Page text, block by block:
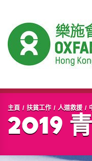
開始主要內容
主頁 扶貧工作 人道救援
2019